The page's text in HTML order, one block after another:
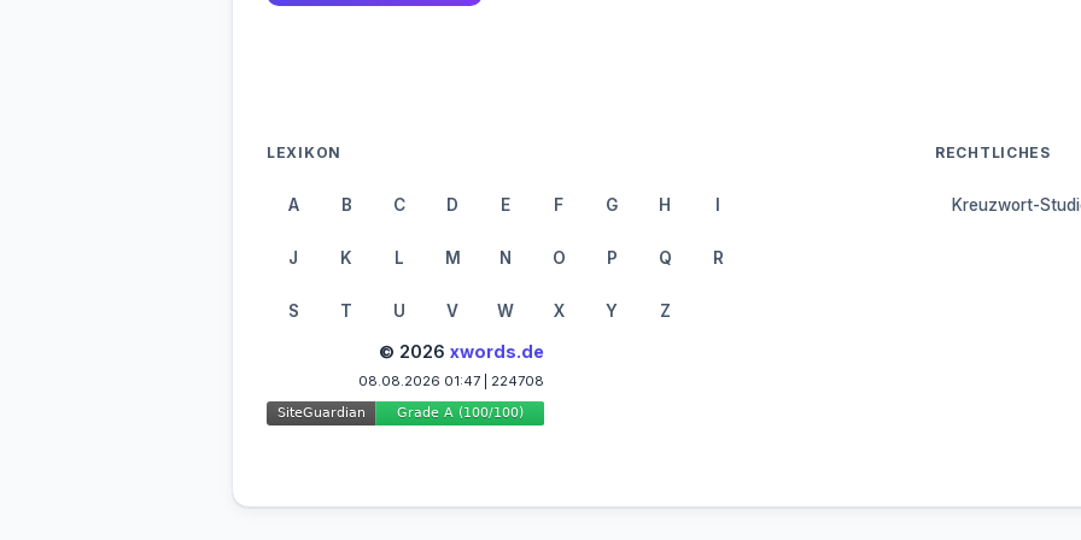
LEXIKON
A B C D E F G H I
J K L M N O P Q R
S T U V W X Y Z
RECHTLICHES
Kreuzwort-
© 2026 xwords.de
08.08.2026 01:47 | 224708